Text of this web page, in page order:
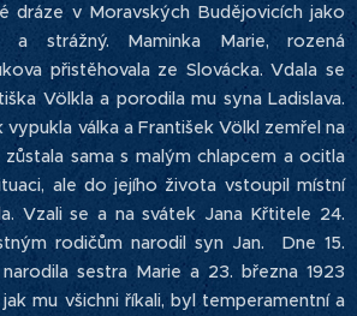
dráze v Moravských Budějovicích jako
a strážný. Maminka Marie, rozená
přistěhovala ze Slovácka. Vdala se
Völkla a porodila mu syna Ladislava.
vypukla válka a František Völkl zemřel na
sama s malým chlapcem a ocitla
ale do jejího života vstoupil místní
Vzali se a na svátek Jana Křtitele 24.
rodičům narodil syn Jan. Dne 15.
sestra Marie a 23. března 1923
mu všichni říkali, byl temperamentní a